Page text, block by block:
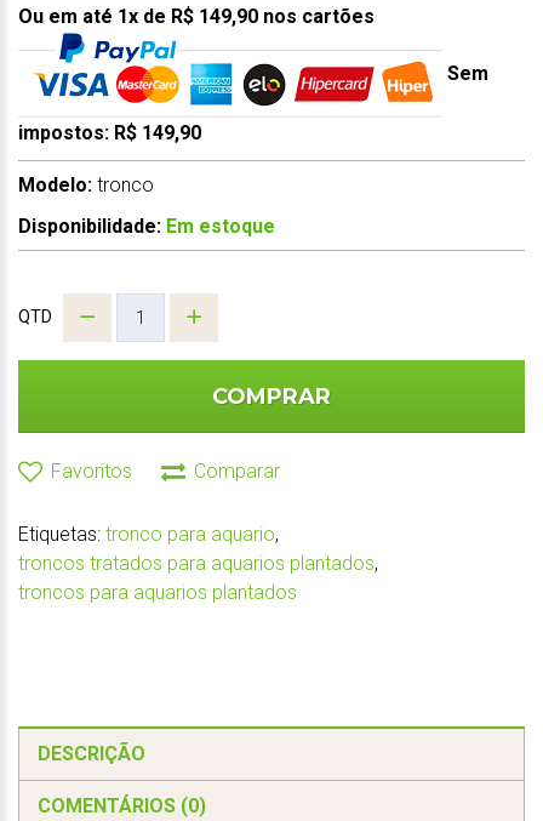
Ou em até 1x de R$ 149,90 nos cartões
Sem
impostos: R$ 149,90
Modelo: tronco
Disponibilidade: Em estoque
QTD
COMPRAR
Favoritos Comparar
Etiquetas: tronco para aquario,
troncos tratados para aquarios plantados,
troncos para aquarios plantados
DESCRIÇÃO
COMENTÁRIOS (0)